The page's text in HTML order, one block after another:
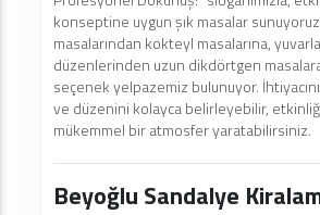
konseptine uygun şık masalar
masalarından kokteyl masalarına,
düzenlerinden uzun dikdörtgen
seçenek yelpazemiz bulunuyor.
ve düzenini kolayca belirleyebilir,
mükemmel bir atmosfer yaratabilirsiniz.
Beyoğlu Sandalye